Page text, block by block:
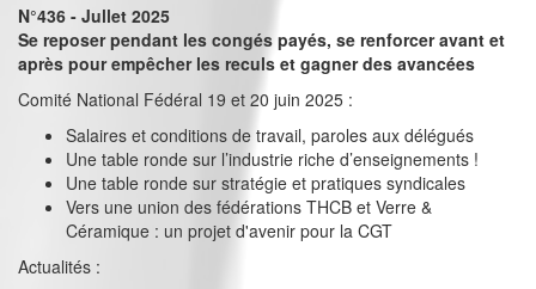
N°436 - Jullet 2025
Se reposer pendant les congés payés, se renforcer avant et
après pour empêcher les reculs et gagner des avancées
Comité National Fédéral 19 et 20 juin 2025 :
Salaires et conditions de travail, paroles aux délégués
Une table ronde sur l’industrie riche d’enseignements !
Une table ronde sur stratégie et pratiques syndicales
Vers une union des fédérations THCB et Verre &
Céramique : un projet d'avenir pour la CGT
Actualités :